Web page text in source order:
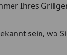
Ihres
sein, wo